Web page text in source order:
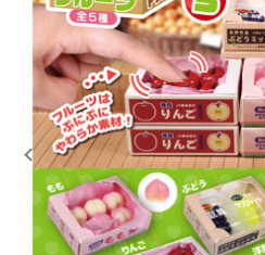
カプセルトイ
販促用空カプセル
レンタル
景品・玩具・文具